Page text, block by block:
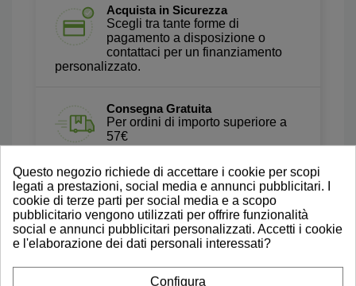
Acquista in Sicurezza
Scegli tra tante forme di
pagamento a disposizione o
contattaci per un finanziamento
personalizzato.
Consegna Gratuita
Per ordini di importo superiore a
57€
Prova a Domicilio
Testa gli ausili direttamente a casa
tua. Scopri di più
Recensioni Autentiche
Leggi le nostre Recensioni Su
Questo negozio richiede di accettare i cookie per scopi
legati a prestazioni, social media e annunci pubblicitari. I
cookie di terze parti per social media e a scopo
pubblicitario vengono utilizzati per offrire funzionalità
social e annunci pubblicitari personalizzati. Accetti i cookie
e l'elaborazione dei dati personali interessati?
Configura